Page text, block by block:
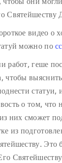
Святейшеству
видео о
можно по
работ, геше
чтобы
статуи,
о том, что
них сможет
из
Это